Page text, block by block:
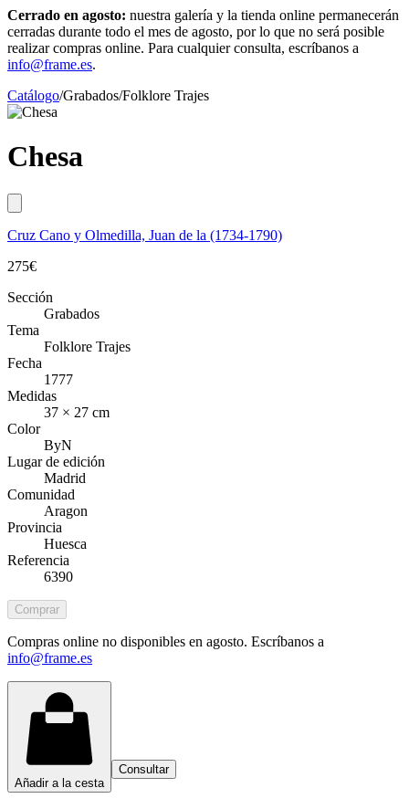
Cerrado en agosto: nuestra galería y la tienda online permanecerán
cerradas durante todo el mes de agosto, por lo que no será posible
realizar compras online. Para cualquier consulta, escríbanos a
info@frame.es.
Catálogo/Grabados/Folklore Trajes
Chesa
Cruz Cano y Olmedilla, Juan de la (1734-1790)
275€
Sección
Grabados
Tema
Folklore Trajes
Fecha
1777
Medidas
37 × 27 cm
Color
ByN
Lugar de edición
Madrid
Comunidad
Aragon
Provincia
Huesca
Referencia
6390
Comprar
Compras online no disponibles en agosto. Escríbanos a
info@frame.es
Añadir a la cesta
Consultar